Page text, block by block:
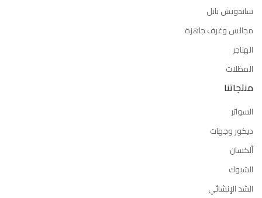
ساندويش بانل
مجالس وغرف جاهزة
الهناجر
المظلات
منتجاتنا
السواتر
ديكور وجهات
ألكسان
الشبوك
الشد الإنشائي